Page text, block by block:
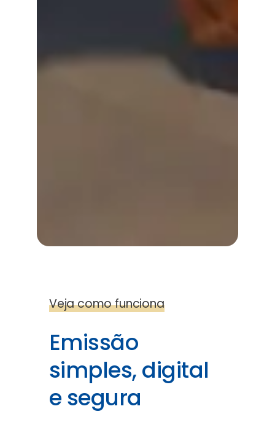
Veja como funciona
Emissão
simples, digital
e segura